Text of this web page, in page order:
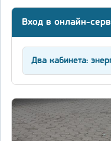
Вход в онлайн-
Два кабинета: